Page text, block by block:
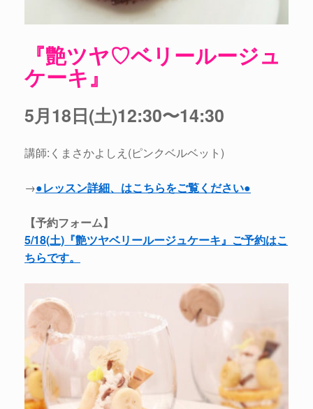
『艶ツヤ♡ベリールージュ
ケーキ』
5月18日(土)12:30〜14:30
講師:くまさかよしえ(ピンクベルベット)
→●レッスン詳細、はこちらをご覧ください●
【予約フォーム】
5/18(土)『艶ツヤベリールージュケーキ』ご予約はこ
ちらです。